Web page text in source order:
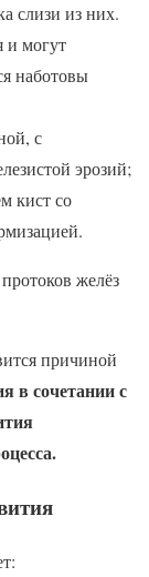
слизи из них.
и могут
наботовы
с
эрозий;
кист со
желёз
причиной
в сочетании с